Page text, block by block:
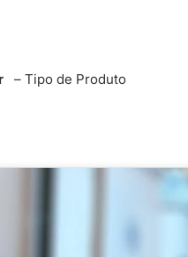
– Tipo de Produto